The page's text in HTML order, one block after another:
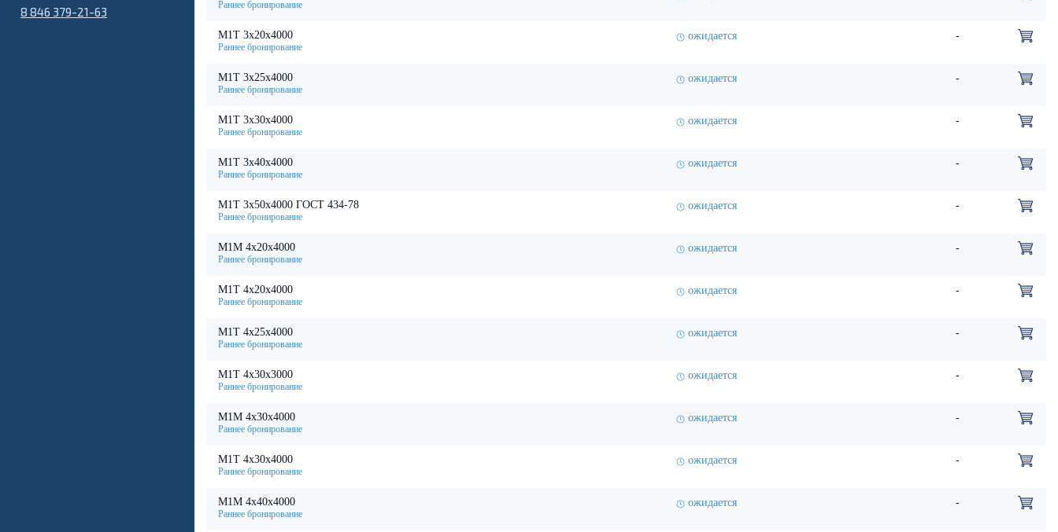
8 846 379-21-63
М1Т 3х20х4000 ожидается -
М1Т 3х25х4000 ожидается -
М1Т 3х30х4000 ожидается -
М1Т 3х40х4000 ожидается -
М1Т 3х50х4000 ГОСТ 434-78 ожидается -
М1М 4х20х4000 ожидается -
М1Т 4х20х4000 ожидается -
М1Т 4х25х4000 ожидается -
М1Т 4х30х3000 ожидается -
М1М 4х30х4000 ожидается -
М1Т 4х30х4000 ожидается -
М1М 4х40х4000 ожидается -